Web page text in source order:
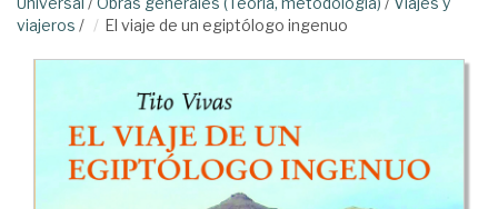
viajeros / El viaje de un egiptólogo ingenuo